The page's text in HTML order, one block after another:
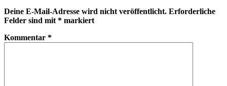
Deine E-Mail-Adresse wird nicht veröffentlicht. Erforderliche
Felder sind mit * markiert
Kommentar *